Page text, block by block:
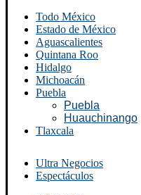
Todo México
Estado de México
Aguascalientes
Quintana Roo
Hidalgo
Michoacán
Puebla
Puebla
Huauchinango
Tlaxcala
Ultra Negocios
Espectáculos